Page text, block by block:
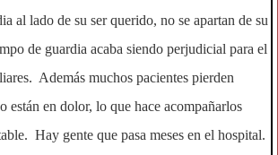
al lado de su ser querido, no se apartan de su
de guardia acaba siendo perjudicial para el
Además muchos pacientes pierden
están en dolor, lo que hace acompañarlos
Hay gente que pasa meses en el hospital.